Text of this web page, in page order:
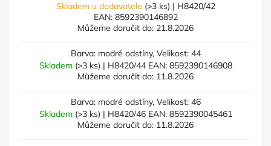
Skladem u dodavatele (>3 ks) | H8420/42
EAN: 8592390146892
Můžeme doručit do: 21.8.2026
Barva: modré odstíny, Velikost: 44
Skladem (>3 ks) | H8420/44 EAN: 8592390146908
Můžeme doručit do: 11.8.2026
Barva: modré odstíny, Velikost: 46
Skladem (>3 ks) | H8420/46 EAN: 8592390045461
Můžeme doručit do: 11.8.2026